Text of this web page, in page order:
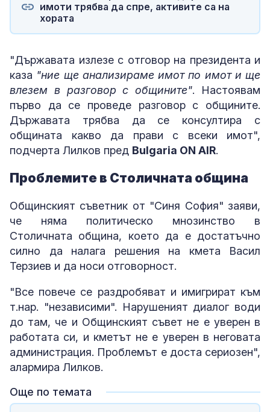
имоти трябва да спре, активите са на
хората
"Държавата излезе с отговор на президента и
каза "ние ще анализираме имот по имот и ще
влезем в разговор с общините". Настоявам
първо да се проведе разговор с общините.
Държавата трябва да се консултира с
общината какво да прави с всеки имот",
подчерта Лилков пред Bulgaria ON AIR.
Проблемите в Столичната община
Общинският съветник от "Синя София" заяви,
че няма политическо мнозинство в
Столичната община, което да е достатъчно
силно да налага решения на кмета Васил
Терзиев и да носи отговорност.
"Все повече се раздробяват и имигрират към
т.нар. "независими". Нарушеният диалог води
до там, че и Общинският съвет не е уверен в
работата си, и кметът не е уверен в неговата
администрация. Проблемът е доста сериозен",
алармира Лилков.
Още по темата